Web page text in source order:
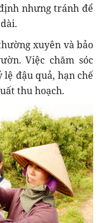
nhưng tránh để
xuyên và bảo
Việc chăm sóc
đậu quả, hạn chế
thu hoạch.